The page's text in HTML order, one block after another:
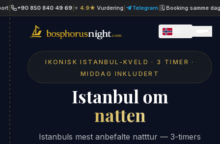
+90 850 840 49 69|⭐4.9★Vurdering| Telegram|🗓 Booking samme dag|
IKONISK ISTANBUL-KVELD · 3 TIMER ·
MIDDAG INKLUDERT
Istanbul om
natten
Istanbuls mest anbefalte natttur — 3-timers